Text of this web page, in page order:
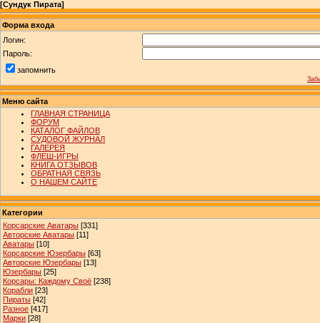
[Сундук Пирата]
Форма входа
Логин:
Пароль:
запомнить
Меню сайта
ГЛАВНАЯ СТРАНИЦА
ФОРУМ
КАТАЛОГ ФАЙЛОВ
СУДОВОЙ ЖУРНАЛ
ГАЛЕРЕЯ
ФЛЕШ-ИГРЫ
КНИГА ОТЗЫВОВ
ОБРАТНАЯ СВЯЗЬ
О НАШЕМ САЙТЕ
Категории
Корсарские Аватары [331]
Авторские Аватары [11]
Аватары [10]
Корсарские Юзербары [63]
Авторские Юзербары [13]
Юзербары [25]
Корсары: Каждому Своё [238]
Корабли [23]
Пираты [42]
Разное [417]
Марки [28]